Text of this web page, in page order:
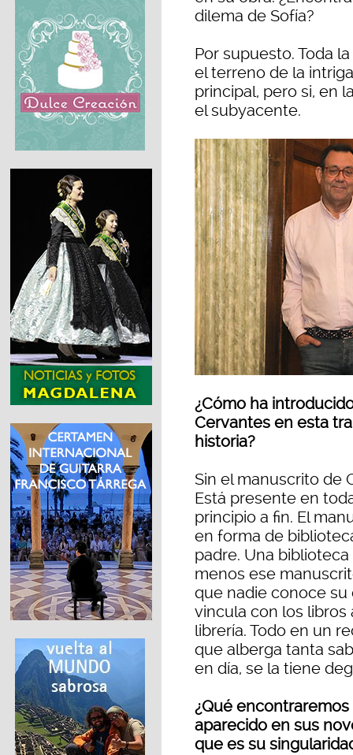
dilema de Sofía?
Por supuesto. Toda
el terreno de la
principal, pero si, en
el subyacente.
¿Cómo ha
Cervantes en esta
historia?
Sin el manuscrito de
Está presente en
principio a fin. El
en forma de
padre. Una
menos ese
que nadie conoce su
vincula con los
librería. Todo en un
que alberga tanta
en día, se la tiene
¿Qué
aparecido en sus
que es su